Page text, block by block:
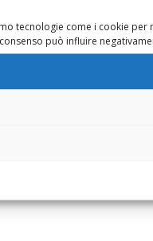
tecnologie come i cookie
può influire